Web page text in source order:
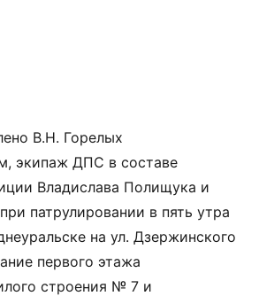
В.Н. Горелых
экипаж ДПС в составе
Владислава Полищука и
патрулировании в пять утра
на ул. Дзержинского
первого этажа
строения № 7 и